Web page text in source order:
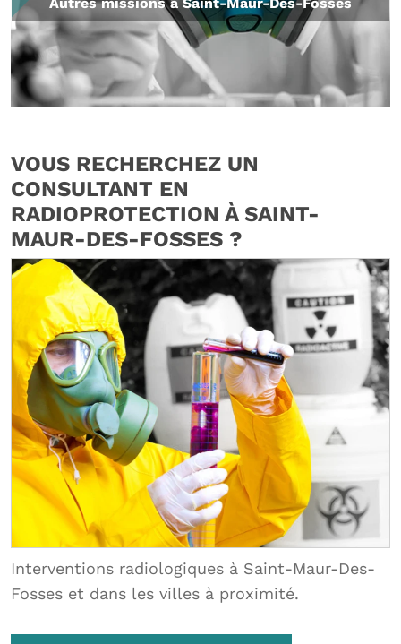
VOUS RECHERCHEZ UN
CONSULTANT EN
RADIOPROTECTION À SAINT-
MAUR-DES-FOSSES ?
Interventions radiologiques à Saint-Maur-Des-
Fosses et dans les villes à proximité.